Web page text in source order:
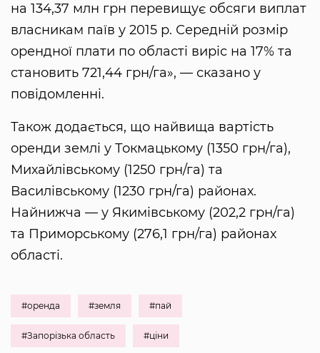
на 134,37 млн грн перевищує обсяги виплат
власникам паїв у 2015 р. Середній розмір
орендної плати по області виріс на 17% та
становить 721,44 грн/га», — сказано у
повідомленні.
Також додається, що найвища вартість
оренди землі у Токмацькому (1350 грн/га),
Михайлівському (1250 грн/га) та
Василівському (1230 грн/га) районах.
Найнижча — у Якимівському (202,2 грн/га)
та Приморському (276,1 грн/га) районах
області.
#оренда #земля #пай
#Запорізька область #ціни